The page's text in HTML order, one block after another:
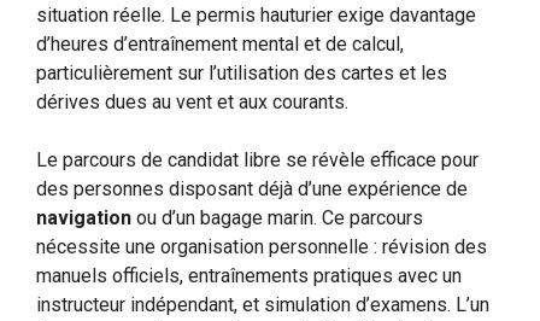
situation réelle. Le permis hauturier exige davantage
d’heures d’entraînement mental et de calcul,
particulièrement sur l’utilisation des cartes et les
dérives dues au vent et aux courants.
Le parcours de candidat libre se révèle efficace pour
des personnes disposant déjà d’une expérience de
navigation ou d’un bagage marin. Ce parcours
nécessite une organisation personnelle : révision des
manuels officiels, entraînements pratiques avec un
instructeur indépendant, et simulation d’examens. L’un